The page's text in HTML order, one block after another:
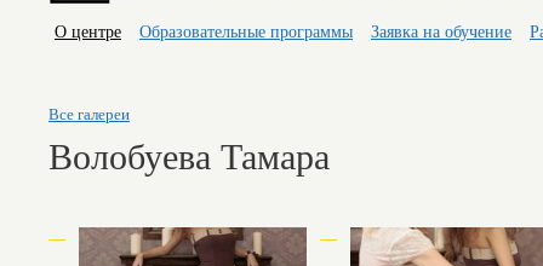
О центре Образовательные программы Заявка на обучение
Все галереи
Волобуева Тамара